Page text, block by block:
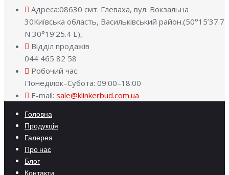
Адреса:08630 смт. Глеваха, вул. Вокзальна
30Київська область, Васильківський район.(50°15’37.7
N 30°19’25.4 E),
Відділ продажів
044 465 82 58
Робочий час:
Понеділок–Субота: 09:00–18:00
E-mail: sale@klinkerbud.com.ua
Головна
Продукція
Галерея
Про нас
Блог